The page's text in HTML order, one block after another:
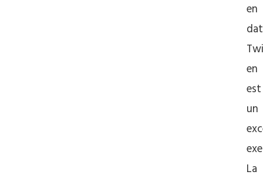
en
en
est
un
La